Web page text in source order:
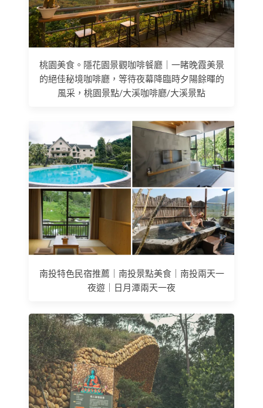
桃園美食。隱花園景觀咖啡餐廳｜一睹晚霞美景
的絕佳秘境咖啡廳，等待夜幕降臨時夕陽餘暉的
風采，桃園景點/大溪咖啡廳/大溪景點
南投特色民宿推薦｜南投景點美食｜南投兩天一
夜遊｜日月潭兩天一夜